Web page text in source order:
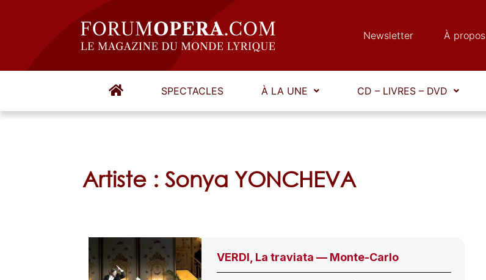
Newsletter À propos
SPECTACLES À LA UNE CD – LIVRES – DVD
Artiste : Sonya YONCHEVA
VERDI, La traviata — Monte-Carlo